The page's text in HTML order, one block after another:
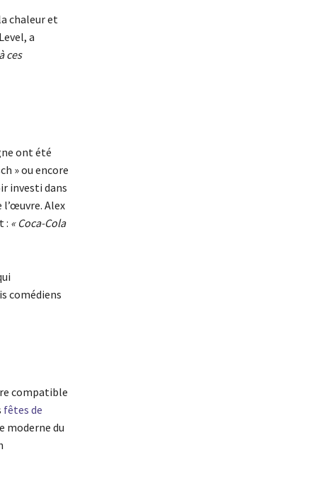
chaleur et
a
ces
ont été
» ou encore
investi dans
Alex
: « Coca-Cola
comédiens
compatible
fêtes de
moderne du